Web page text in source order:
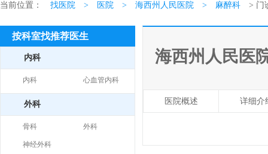
当前位置： 找医院 > 医院 > 海西州人民医院 > 麻醉科 > 门
海西州人民医
医院概述 详细介
按科室找推荐医生
内科
内科 心血管内科
外科
骨科 外科
神经外科